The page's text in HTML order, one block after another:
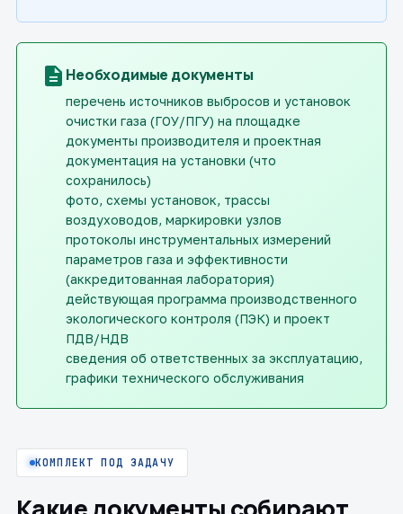
description Необходимые документы
перечень источников выбросов и установок
очистки газа (ГОУ/ПГУ) на площадке
документы производителя и проектная
документация на установки (что
сохранилось)
фото, схемы установок, трассы
воздуховодов, маркировки узлов
протоколы инструментальных измерений
параметров газа и эффективности
(аккредитованная лаборатория)
действующая программа производственного
экологического контроля (ПЭК) и проект
ПДВ/НДВ
сведения об ответственных за эксплуатацию,
графики технического обслуживания
КОМПЛЕКТ ПОД ЗАДАЧУ